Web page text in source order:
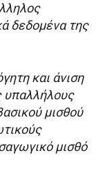
δεδομένα της
και άνιση
υπαλλήλους
μισθού
μισθό